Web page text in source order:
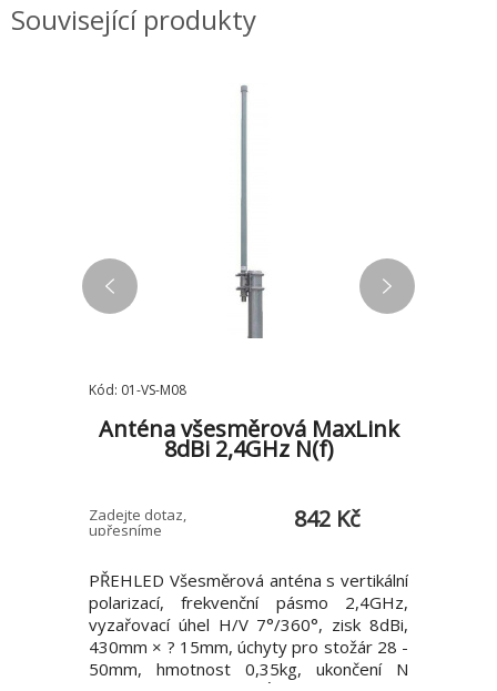
Související produkty
Kód: 01-VS-M08
Anténa všesměrová MaxLink
8dBi 2,4GHz N(f)
Zadejte dotaz,
upřesníme 842 Kč
PŘEHLED Všesměrová anténa s vertikální
polarizací, frekvenční pásmo 2,4GHz,
vyzařovací úhel H/V 7°/360°, zisk 8dBi,
430mm × ? 15mm, úchyty pro stožár 28 -
50mm, hmotnost 0,35kg, ukončení N